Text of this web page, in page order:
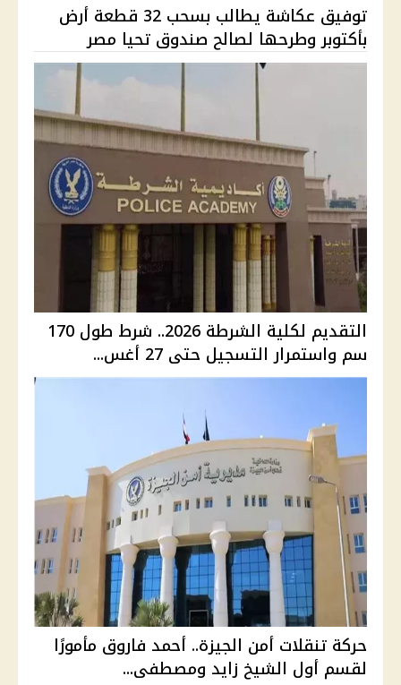
توفيق عكاشة يطالب بسحب 32 قطعة أرض
بأكتوبر وطرحها لصالح صندوق تحيا مصر
التقديم لكلية الشرطة 2026.. شرط طول 170
سم واستمرار التسجيل حتى 27 أغس...
حركة تنقلات أمن الجيزة.. أحمد فاروق مأمورًا
لقسم أول الشيخ زايد ومصطفى...